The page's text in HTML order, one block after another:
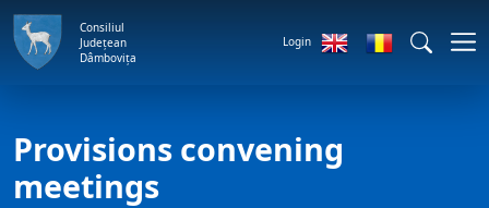
Consiliul
Județean
Dâmbovița
Login
Provisions convening
meetings